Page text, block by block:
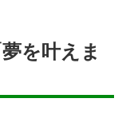
を叶えま